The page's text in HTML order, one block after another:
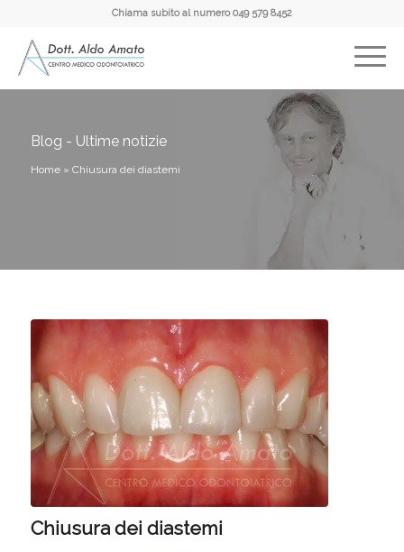
Chiama subito al numero049 579 8452
Blog - Ultime notizie
Home» Chiusura dei diastemi
Chiusura dei diastemi